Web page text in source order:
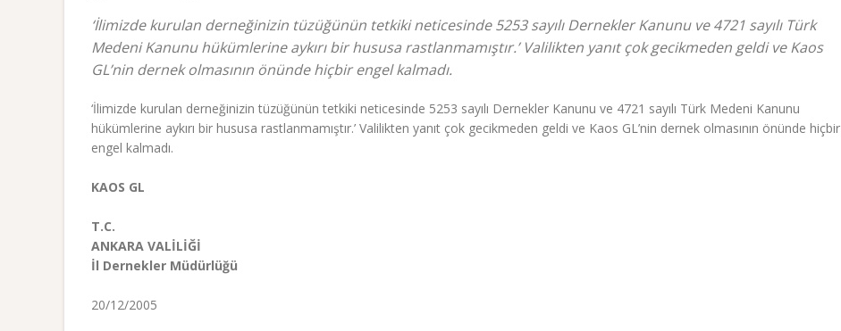
‘İlimizde kurulan derneğinizin tüzüğünün tetkiki neticesinde 5253 sayılı Dernekler Kanunu ve 4721 sayılı Türk
Medeni Kanunu hükümlerine aykırı bir hususa rastlanmamıştır.’ Valilikten yanıt çok gecikmeden geldi ve Kaos
GL’nin dernek olmasının önünde hiçbir engel kalmadı.
‘İlimizde kurulan derneğinizin tüzüğünün tetkiki neticesinde 5253 sayılı Dernekler Kanunu ve 4721 sayılı Türk Medeni Kanunu
hükümlerine aykırı bir hususa rastlanmamıştır.’ Valilikten yanıt çok gecikmeden geldi ve Kaos GL’nin dernek olmasının önünde hiçbir
engel kalmadı.
KAOS GL
T.C.
ANKARA VALİLİĞİ
İl Dernekler Müdürlüğü
20/12/2005